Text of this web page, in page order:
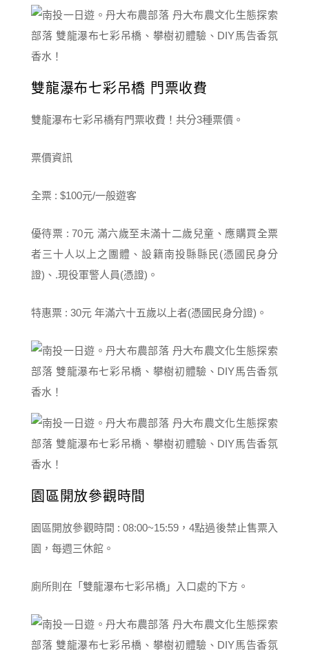
雙龍瀑布七彩吊橋 門票收費
雙龍瀑布七彩吊橋有門票收費！共分3種票價。
票價資訊
全票 : $100元/一般遊客
優待票 : 70元 滿六歲至未滿十二歲兒童、應購買全票
者三十人以上之團體、設籍南投縣縣民(憑國民身分
證)、.現役軍警人員(憑證)。
特惠票 : 30元 年滿六十五歲以上者(憑國民身分證)。
園區開放參觀時間
園區開放參觀時間 : 08:00~15:59，4點過後禁止售票入
園，每週三休館。
廁所則在「雙龍瀑布七彩吊橋」入口處的下方。